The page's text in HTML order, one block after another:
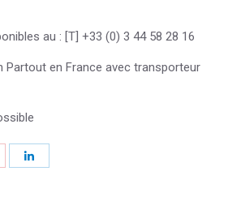
au : [T] +33 (0) 3 44 58 28 16
en France avec transporteur